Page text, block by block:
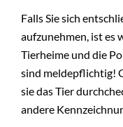
Falls Sie sich
aufzunehmen, ist es
Tierheime und die
sind meldepflichtig!
sie das Tier
andere